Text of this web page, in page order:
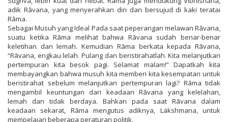
adik Rāvana, yang menyerahkan diri dan bersujud di kaki teratai
Rāma.
Sebagai Musuh yang Ideal Pada saat peperangan melawan Rāvana,
suatu ketika Rāma melihat bahwa Rāvana sudah benar-benar
keletihan dan lemah. Kemudian Rāma berkata kepada Rāvana,
“Rāvana, engkau lelah. Pulang dan beristirahatlah. Kita melanjutkan
pertempuran kita besok pagi. Selamat malam!” Dapatkah kita
membayangkan bahwa musuh kita memberi kita kesempatan untuk
beristirahat sebelum melanjutkan pertempuran lagi? Rāma tidak
mengambil keuntungan dari keadaan Rāvana yang kelelahan,
lemah dan tidak berdaya. Bahkan pada saat Rāvana dalam
keadaan sekarat, Rāma mengutus adiknya, Lakshmana, untuk
mempelajari beberapa peraturan politik.